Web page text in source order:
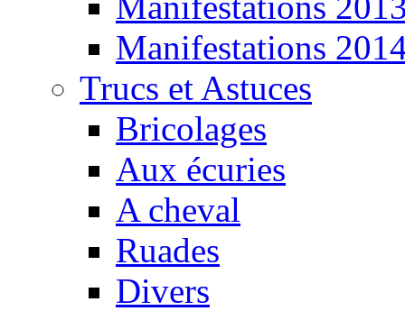
Manifestations
Trucs et Astuces
Bricolages
Aux écuries
A cheval
Ruades
Divers